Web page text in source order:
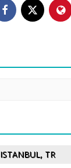
ISTANBUL, TR